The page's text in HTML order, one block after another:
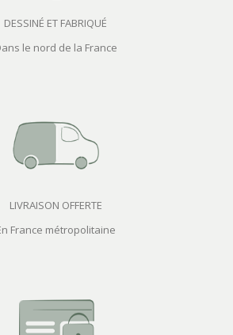
DESSINÉ ET FABRIQUÉ
le nord de la France
LIVRAISON OFFERTE
France métropolitaine